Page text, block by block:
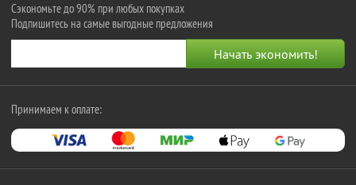
Сэкономьте до 90% при любых покупках
Подпишитесь на самые выгодные предложения
Принимаем к оплате: